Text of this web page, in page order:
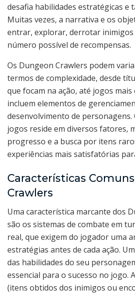
desafia habilidades estratégicas e
Muitas vezes, a narrativa e os
entrar, explorar, derrotar inimigos
número possível de recompensas.
Os Dungeon Crawlers podem
termos de complexidade, desde
que focam na ação, até jogos
incluem elementos de
desenvolvimento de personagens.
jogos reside em diversos fatores,
progresso e a busca por itens
experiências mais satisfatórias
Características
Crawlers
Uma característica marcante dos
são os sistemas de combate em
real, que exigem do jogador uma
estratégias antes de cada ação.
das habilidades do seu
essencial para o sucesso no jogo.
(itens obtidos dos inimigos ou